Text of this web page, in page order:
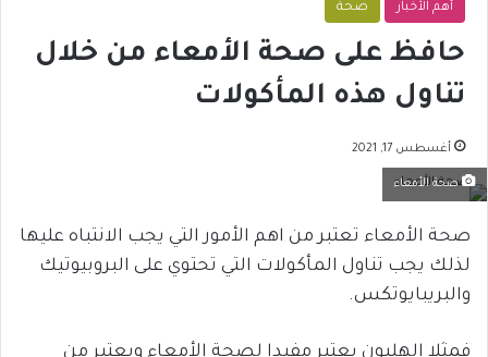
أهم الأخبار صحة
حافظ على صحة الأمعاء من خلال
تناول هذه المأكولات
أغسطس 17, 2021
صحة الأمعاء
صحة الأمعاء تعتبر من اهم الأمور التي يجب الانتباه عليها
لذلك يجب تناول المأكولات التي تحتوي على البروبيوتيك
والبريبايوتكس.
فمثلا الهليون يعتبر مفيدا لصحة الأمعاء ويعتبر من